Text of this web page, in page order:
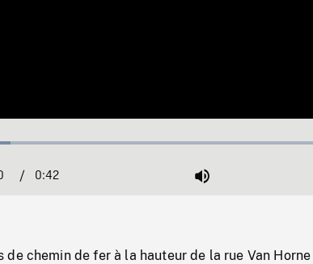
:
/ Duration
0:42 Mute
de chemin de fer à la hauteur de la rue Van